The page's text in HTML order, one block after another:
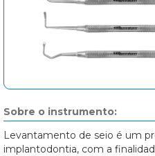
Sobre o instrumento:
Levantamento de seio é um
implantodontia, com a